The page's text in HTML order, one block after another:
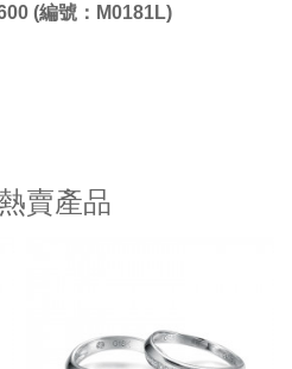
(編號：M0181L)
賣產品